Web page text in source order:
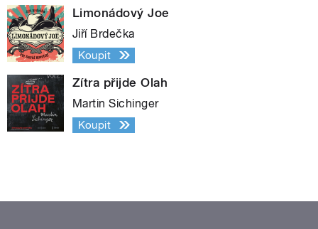
Limonádový Joe
Jiří Brdečka
Koupit
Zítra přijde Olah
Martin Sichinger
Koupit